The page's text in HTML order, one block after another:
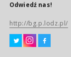
Odwiedź nas!
http://bg.p.lodz.pl/